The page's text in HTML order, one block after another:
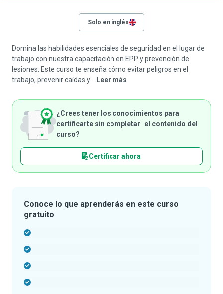
Solo en inglés
Domina las habilidades esenciales de seguridad en el lugar de
trabajo con nuestra capacitación en EPP y prevención de
lesiones. Este curso te enseña cómo evitar peligros en el
trabajo, prevenir caídas y ...
Leer más
¿Crees tener los conocimientos para
certificarte sin completar el contenido del
curso?
Certificar ahora
Conoce lo que aprenderás en este curso
gratuito